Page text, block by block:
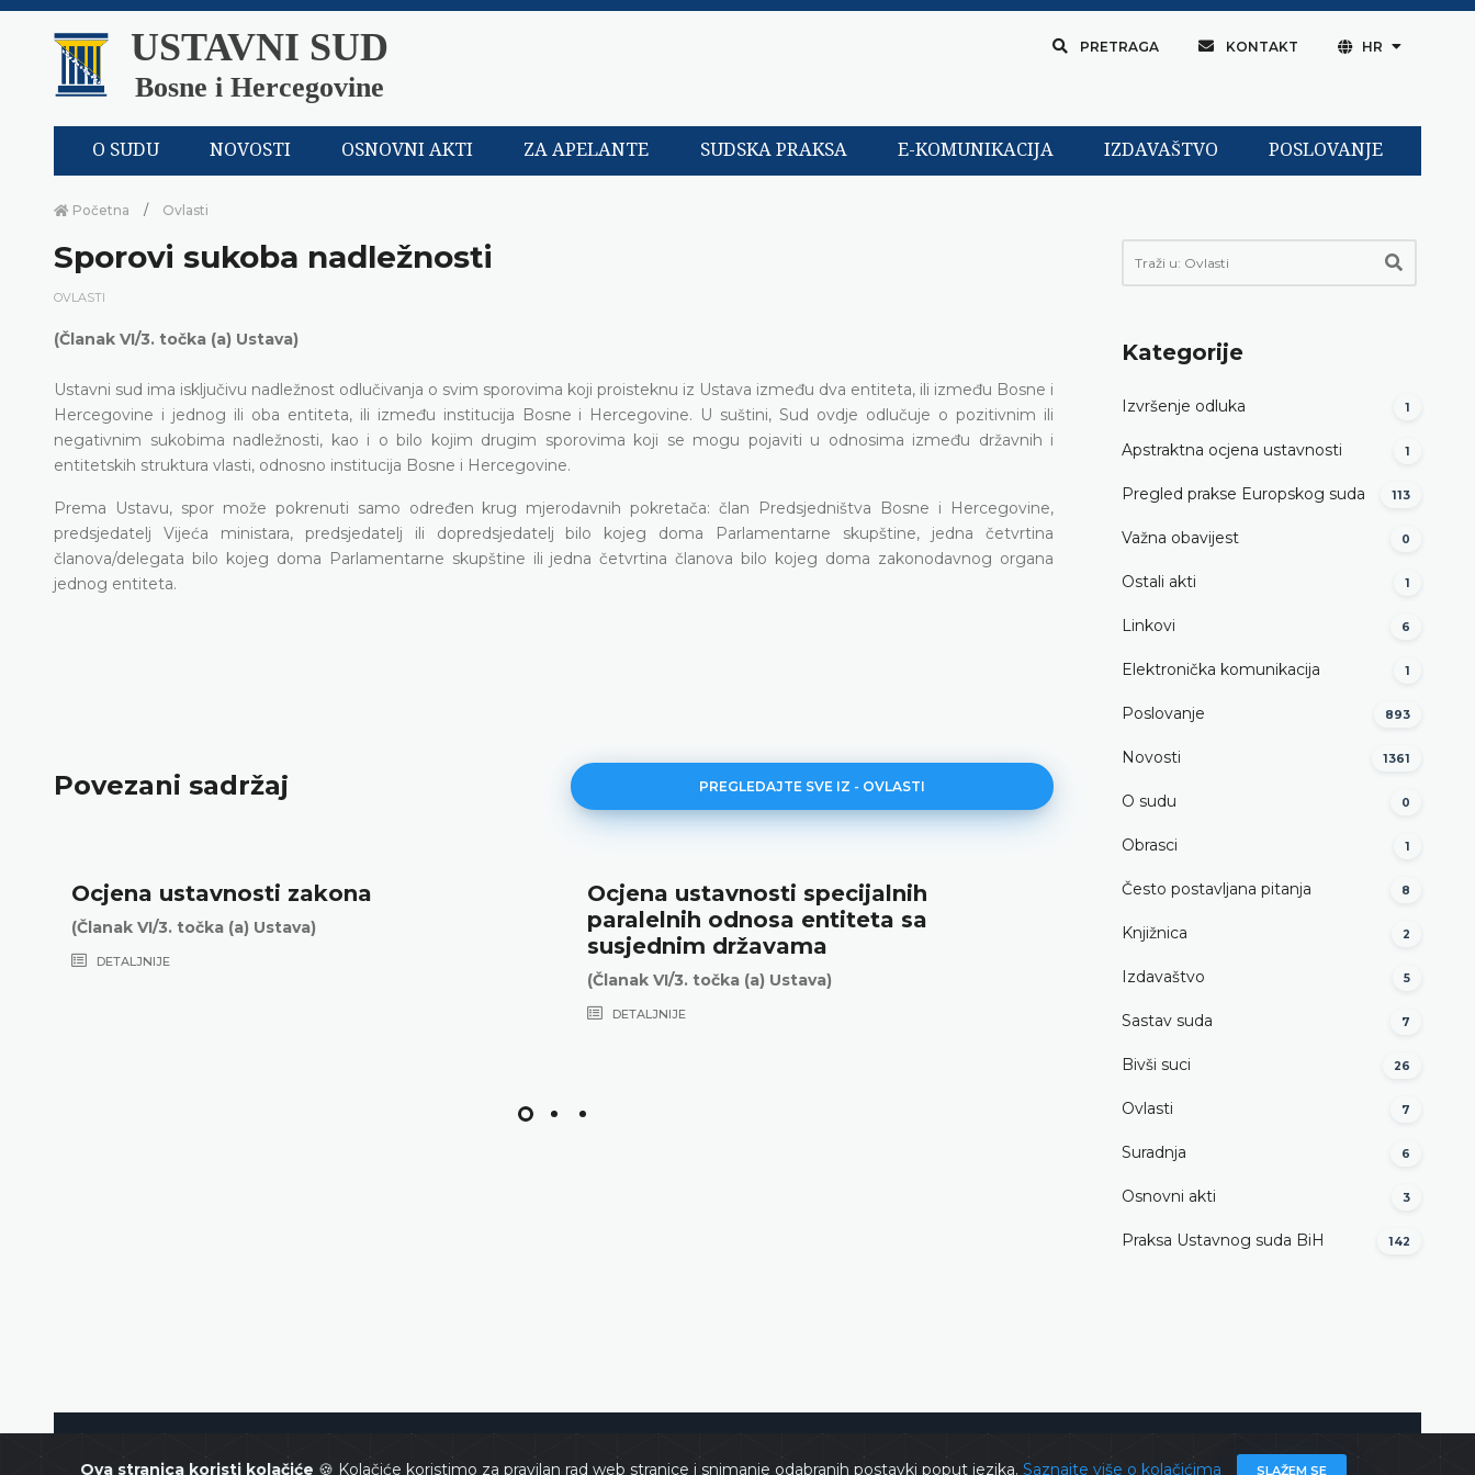
Ova stranica koristi kolačiće 🍪 Kolačiće koristimo za pravilan rad web stranice i snimanje odabranih postavki poput jezika. Saznajte više o kolačićima SLAŽEM SE
USTAVNI SUD
Bosne i Hercegovine
PRETRAGA KONTAKT HR
O SUDU NOVOSTI OSNOVNI AKTI ZA APELANTE SUDSKA PRAKSA E-KOMUNIKACIJA IZDAVAŠTVO POSLOVANJE
Početna Ovlasti
Sporovi sukoba nadležnosti
OVLASTI
(Članak VI/3. točka (a) Ustava)
Ustavni sud ima isključivu nadležnost odlučivanja o svim sporovima koji proisteknu iz Ustava između dva entiteta, ili između Bosne i
Hercegovine i jednog ili oba entiteta, ili između institucija Bosne i Hercegovine. U suštini, Sud ovdje odlučuje o pozitivnim ili
negativnim sukobima nadležnosti, kao i o bilo kojim drugim sporovima koji se mogu pojaviti u odnosima između državnih i
entitetskih struktura vlasti, odnosno institucija Bosne i Hercegovine.
Prema Ustavu, spor može pokrenuti samo određen krug mjerodavnih pokretača: član Predsjedništva Bosne i Hercegovine,
predsjedatelj Vijeća ministara, predsjedatelj ili dopredsjedatelj bilo kojeg doma Parlamentarne skupštine, jedna četvrtina
članova/delegata bilo kojeg doma Parlamentarne skupštine ili jedna četvrtina članova bilo kojeg doma zakonodavnog organa
jednog entiteta.
Povezani sadržaj PREGLEDAJTE SVE IZ - OVLASTI
Ocjena ustavnosti zakona
(Članak VI/3. točka (a) Ustava)
DETALJNIJE
Ocjena ustavnosti specijalnih
paralelnih odnosa entiteta sa
susjednim državama
(Članak VI/3. točka (a) Ustava)
DETALJNIJE
Apelacijska jurisdikcija
(Članak VI/3. točka (b) Ustava)
Kategorije
Izvršenje odluka 1
Apstraktna ocjena ustavnosti 1
Pregled prakse Europskog suda 113
Važna obavijest 0
Ostali akti 1
Linkovi 6
Elektronička komunikacija 1
Poslovanje 893
Novosti 1361
O sudu 0
Obrasci 1
Često postavljana pitanja 8
Knjižnica 2
Izdavaštvo 5
Sastav suda 7
Bivši suci 26
Ovlasti 7
Suradnja 6
Osnovni akti 3
Praksa Ustavnog suda BiH 142
Ustavni sud Bosne i Hercegovine Copyrights @ 2026Ustavni sud BiHSva prava zadržana.